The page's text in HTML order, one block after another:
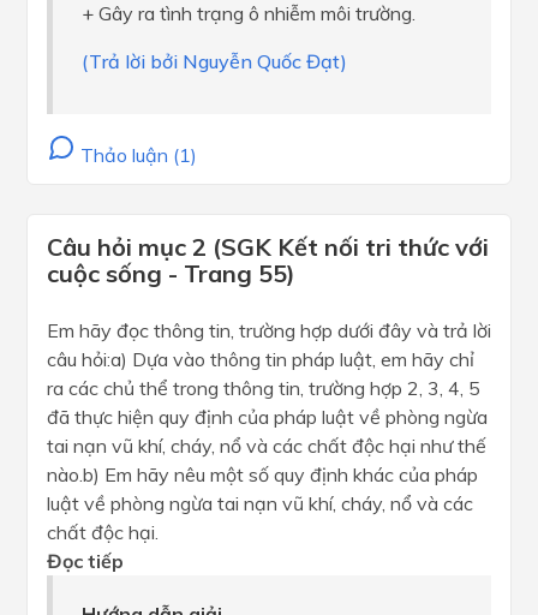
+ Gây ra tình trạng ô nhiễm môi trường.
(Trả lời bởi Nguyễn Quốc Đạt)
Thảo luận (1)
Câu hỏi mục 2 (SGK Kết nối tri thức với
cuộc sống - Trang 55)
Em hãy đọc thông tin, trường hợp dưới đây và trả lời
câu hỏi:a) Dựa vào thông tin pháp luật, em hãy chỉ
ra các chủ thể trong thông tin, trường hợp 2, 3, 4, 5
đã thực hiện quy định của pháp luật về phòng ngừa
tai nạn vũ khí, cháy, nổ và các chất độc hại như thế
nào.b) Em hãy nêu một số quy định khác của pháp
luật về phòng ngừa tai nạn vũ khí, cháy, nổ và các
chất độc hại.
Đọc tiếp